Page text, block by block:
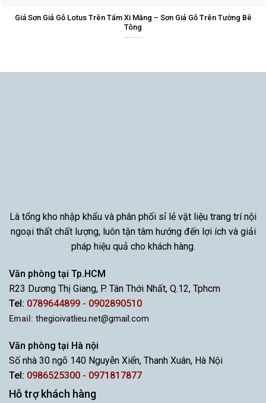
Giá Sơn Giả Gỗ Lotus Trên Tấm Xi Măng – Sơn Giả Gỗ Trên Tường Bê
Tông
Là tổng kho nhập khẩu và phân phối sỉ lẻ vật liệu trang trí nội
ngoại thất chất lượng, luôn tận tâm hướng đến lợi ích và giải
pháp hiệu quả cho khách hàng.
Văn phòng tại Tp.HCM
R23 Dương Thị Giang, P. Tân Thới Nhất, Q.12, Tphcm
Tel: 0789644899 - 0902890510
Email: thegioivatlieu.net@gmail.com
Văn phòng tại Hà nội
Số nhà 30 ngõ 140 Nguyễn Xiển, Thanh Xuân, Hà Nội
Tel: 0986525300 - 0971817877
Hỗ trợ khách hàng